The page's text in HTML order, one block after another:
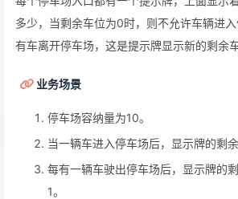
多少，当剩余车位为0时，则不允许车辆进
有车离开停车场，这是提示牌显示新的剩余车
业务场景
停车场容纳量为10。
当一辆车进入停车场后，显示牌的剩
每有一辆车驶出停车场后，显示牌的
1。